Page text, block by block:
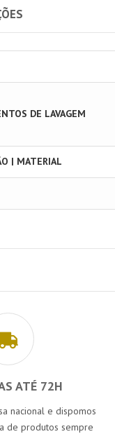
DE LAVAGEM
| MATERIAL
ATÉ 72H
nacional e dispomos
de produtos sempre